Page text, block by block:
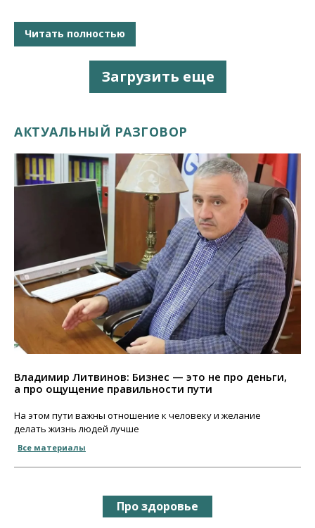
Читать полностью
Загрузить еще
АКТУАЛЬНЫЙ РАЗГОВОР
Владимир Литвинов: Бизнес — это не про деньги,
а про ощущение правильности пути
На этом пути важны отношение к человеку и желание
делать жизнь людей лучше
Все материалы
Про здоровье